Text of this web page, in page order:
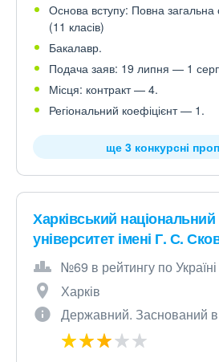
Основа вступу: Повна загальна
(11 класів)
Бакалавр.
Подача заяв: 19 липня — 1
Місця: контракт — 4.
Регіональний коефіцієнт — 1.
ще 3 конкурсні
Харківський національний
університет імені Г. С.
№69 в рейтингу по Україні
Харків
Державний. Заснований